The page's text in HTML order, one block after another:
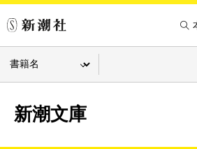
新潮文庫